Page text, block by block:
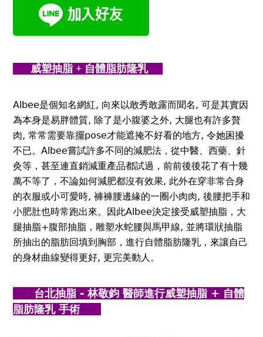
威塑抽脂 + 自體脂肪隆乳
Albee是個知名網紅, 向來以敢秀敢露而聞名, 可是其實因
為本身是易胖體質, 除了是小腹婆之外, 大腿也有許多贅
肉, 常常需要靠擺pose才能遮掩不好看的地方, 令她困擾
不已。Albee嘗試許多不同的減肥法，從中醫、西藥、針
灸等，甚至連直銷減重產品都試過，前前後後花了有十幾
萬不等了，不論如何減肥都沒有效果, 此外在穿非常合身
的衣服或小可愛時, 褲褲腰邊緣的一圈小肉肉, 後腰把手和
小肥肚也時常跑出來。因此Albee決定接受威塑抽脂，大
腿抽脂+腹部抽脂，雕塑水蛇腰與馬甲線, 並將環狀抽脂
所抽出的脂肪回填到胸部，進行自體脂肪隆乳，來讓自己
的身材曲線變得更好, 更完美動人。
台北抽脂 - 林敬鈞 醫師進行威塑抽脂 + 自體
脂肪隆乳 手術